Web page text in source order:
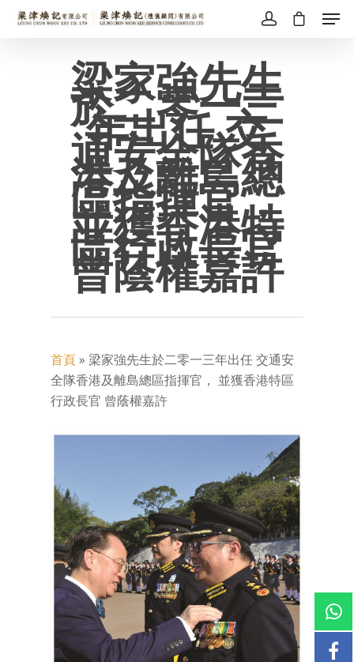
梁家強先生
於二零一三
年出任 交
通安全隊香
港及離島總
區指揮官，
並獲香港特
區行政長官
曾蔭權嘉許
首頁» 梁家強先生於二零一三年出任 交通安
全隊香港及離島總區指揮官， 並獲香港特區
行政長官 曾蔭權嘉許